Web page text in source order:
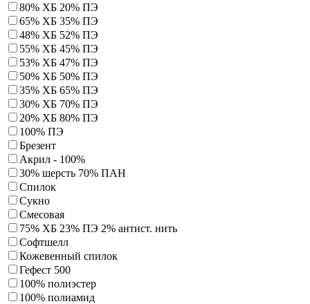
80% ХБ 20% ПЭ
65% ХБ 35% ПЭ
48% ХБ 52% ПЭ
55% ХБ 45% ПЭ
53% ХБ 47% ПЭ
50% ХБ 50% ПЭ
35% ХБ 65% ПЭ
30% ХБ 70% ПЭ
20% ХБ 80% ПЭ
100% ПЭ
Брезент
Акрил - 100%
30% шерсть 70% ПАН
Спилок
Сукно
Смесовая
75% ХБ 23% ПЭ 2% антист. нить
Софтшелл
Кожевенный спилок
Гефест 500
100% полиэстер
100% полиамид